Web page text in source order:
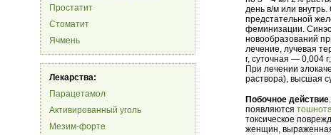
Простатит
Стоматит
Ячмень
Лекарства:
Парацетамол
Активированный уголь
Мезим-форте
день в/м или
предстательной
феминизации.
новообразований
лечение, лучевая
г, суточная — 0,004
При лечении
раствора), высшая
Побочное действие
появляются
токсическое
женщин,